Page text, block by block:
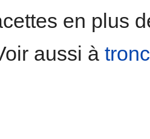
en plus
aussi à